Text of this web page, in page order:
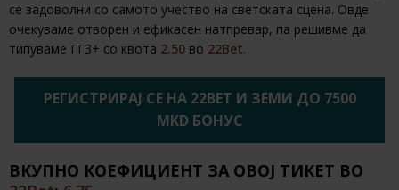
се задоволни со самото учество на светската сцена. Овде
очекуваме отворен и ефикасен натпревар, па решивме да
типуваме ГГ3+ со квота 2.50 во 22Bet.
РЕГИСТРИРАЈ СЕ НА 22BET И ЗЕМИ ДО 7500
MKD БОНУС
ВКУПНО КОЕФИЦИЕНТ ЗА ОВОЈ ТИКЕТ ВО